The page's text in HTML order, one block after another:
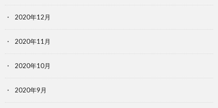
2020年12月
2020年11月
2020年10月
2020年9月